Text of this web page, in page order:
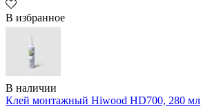
В избранное
В наличии
Клей монтажный Hiwood HD700, 280 мл